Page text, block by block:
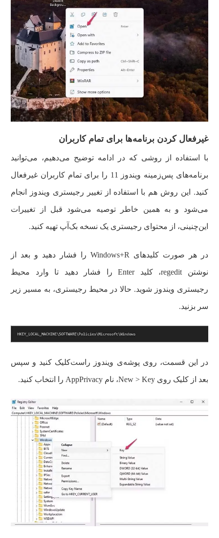
غیرفعال کردن برنامه‌ها برای تمام کاربران
با استفاده از روشی که در ادامه توضیح می‌دهیم، می‌توانید
برنامه‌های پس‌زمینه ویندوز 11 را برای تمام کاربران غیرفعال
کنید. این روش هم با استفاده از تغییر رجیستری ویندوز انجام
می‌شود و به همین خاطر توصیه می‌شود قبل از تغییرات
این‌چنینی، از محتوای رجیستری یک نسخه بک‌آپ تهیه کنید.
در هر صورت کلیدهای Windows+R را فشار دهید و بعد از
نوشتن regedit، کلید Enter را فشار دهید تا وارد محیط
رجیستری ویندوز شوید. حالا در محیط رجیستری، به مسیر زیر
سر بزنید.
در این قسمت، روی پوشه‌ی ویندوز راست‌کلیک کنید و سپس
بعد از کلیک روی New > Key، نام AppPrivacy را انتخاب کنید.